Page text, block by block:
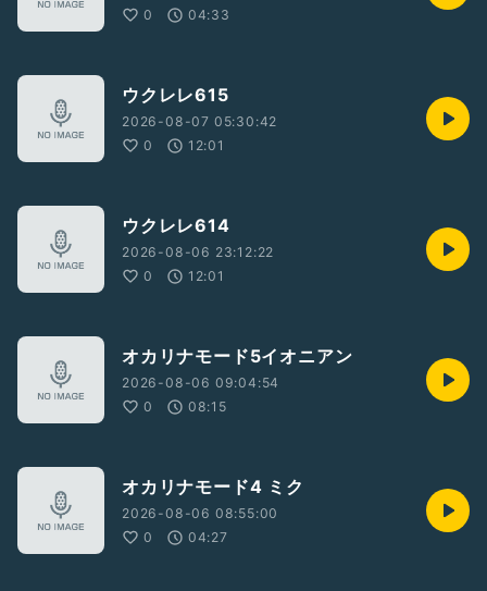
0
04:33
ウクレレ615
2026-08-07 05:30:42
0
12:01
ウクレレ614
2026-08-06 23:12:22
0
12:01
オカリナモード5イオニアン
2026-08-06 09:04:54
0
08:15
オカリナモード4 ミク
2026-08-06 08:55:00
0
04:27